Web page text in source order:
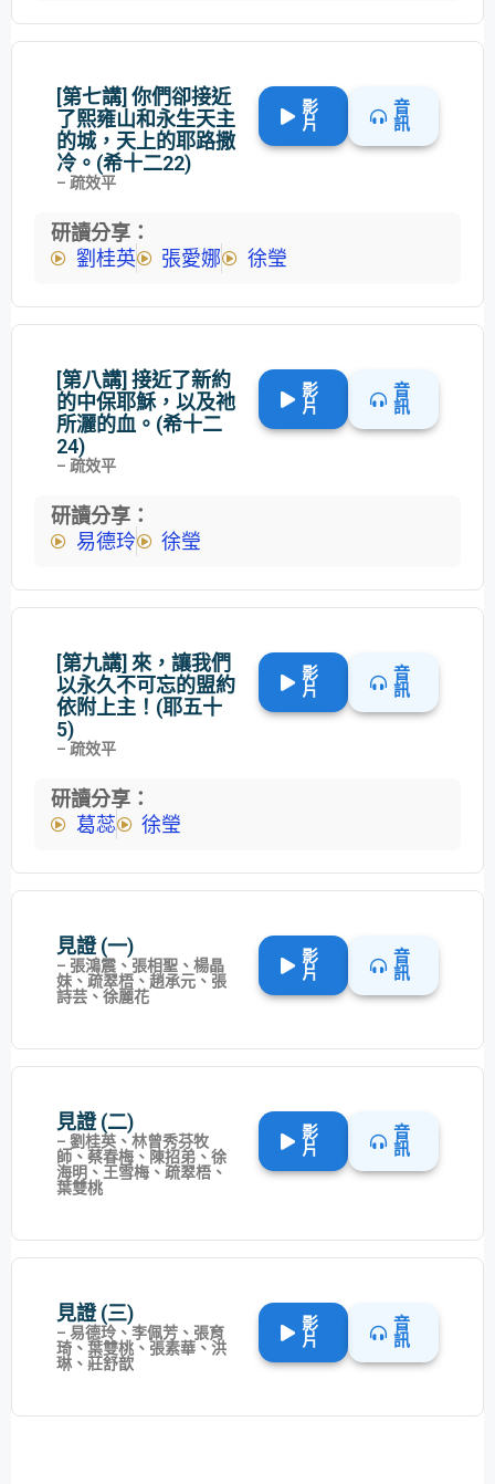
[第七講] 你們卻接近
了熙雍山和永生天主
的城，天上的耶路撒
冷。(希十二22)
– 疏效平
影
片
音
訊
研讀分享：
劉桂英
張愛娜 徐瑩
[第八講] 接近了新約
的中保耶穌，以及祂
所灑的血。(希十二
24)
– 疏效平
影
片
音
訊
研讀分享：
易德玲
徐瑩
[第九講] 來，讓我們
以永久不可忘的盟約
依附上主！(耶五十
5)
– 疏效平
影
片
音
訊
研讀分享：
葛蕊
徐瑩
見證 (一)
– 張鴻震、張相聖、楊晶
妹、疏翠梧、趙承元、張
詩芸、徐麗花
影
片
音
訊
見證 (二)
– 劉桂英、林曾秀芬牧
師、蔡春梅、陳招弟、徐
海明、王雪梅、疏翠梧、
葉雙桃
影
片
音
訊
見證 (三)
– 易德玲、李佩芳、張育
琦、葉雙桃、張素華、洪
琳、莊舒歆
影
片
音
訊